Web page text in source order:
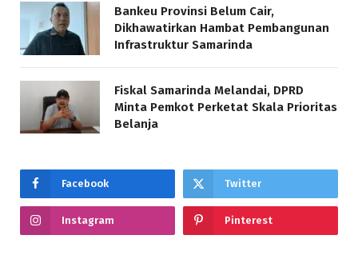
Bankeu Provinsi Belum Cair,
Dikhawatirkan Hambat Pembangunan
Infrastruktur Samarinda
Fiskal Samarinda Melandai, DPRD
Minta Pemkot Perketat Skala Prioritas
Belanja
Facebook Twitter
Instagram Pinterest